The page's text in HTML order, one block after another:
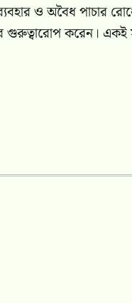
ও অবৈধ পাচার
করেন। একই